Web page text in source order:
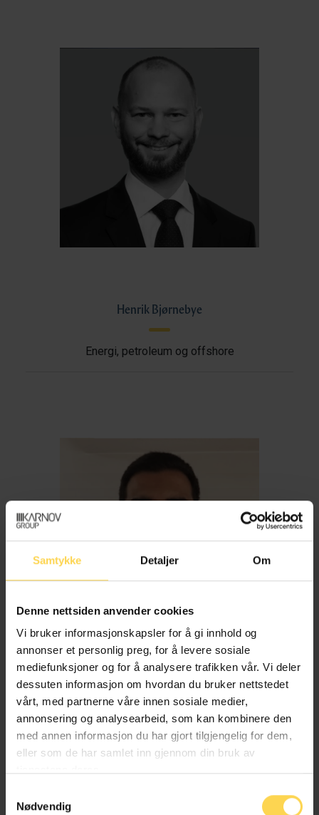
Samtykke Detaljer Om
Denne nettsiden anvender cookies
Vi bruker informasjonskapsler for å gi innhold og
annonser et personlig preg, for å levere sosiale
mediefunksjoner og for å analysere trafikken vår. Vi deler
dessuten informasjon om hvordan du bruker nettstedet
vårt, med partnerne våre innen sosiale medier,
annonsering og analysearbeid, som kan kombinere den
med annen informasjon du har gjort tilgjengelig for dem,
eller som de har samlet inn gjennom din bruk av
Nødvendig
Henrik Bjørnebye
Energi, petroleum og offshore
Imran Haider
Trygderett og pensjonsrett